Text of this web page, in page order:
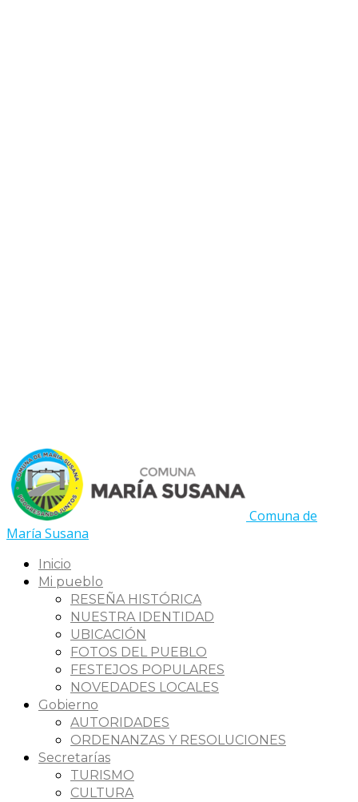
Comuna de
María Susana
Inicio
Mi pueblo
RESEÑA HISTÓRICA
NUESTRA IDENTIDAD
UBICACIÓN
FOTOS DEL PUEBLO
FESTEJOS POPULARES
NOVEDADES LOCALES
Gobierno
AUTORIDADES
ORDENANZAS Y RESOLUCIONES
Secretarías
TURISMO
CULTURA